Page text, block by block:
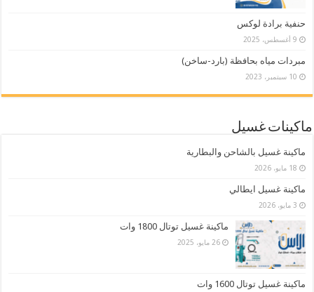
حنفية برادة لوكس
9 أغسطس، 2025
مبردات مياه بحافظة (بارد-ساخن)
10 سبتمبر، 2023
ماكينات غسيل
ماكينة غسيل بالشاحن والبطارية
18 مايو، 2026
ماكينة غسيل ايطالي
3 مايو، 2026
ماكينة غسيل توتال 1800 وات
26 مايو، 2025
ماكينة غسيل توتال 1600 وات